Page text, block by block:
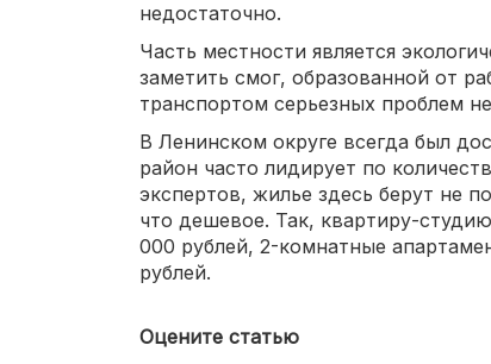
недостаточно.
Часть местности является
заметить смог, образованной от
транспортом серьезных проблем
В Ленинском округе всегда был
район часто лидирует по
экспертов, жилье здесь берут не
что дешевое. Так, квартиру-
000 рублей, 2-комнатные
рублей.
Оцените статью